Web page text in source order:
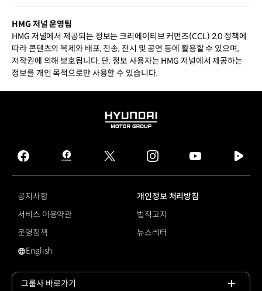
HMG 저널 운영팀
HMG 저널에서 제공되는 정보는 크리에이티브 커먼즈(CCL) 2.0 정책에
따라 콘텐츠의 복제와 배포, 전송, 전시 및 공연 등에 활용할 수 있으며,
저작권에 의해 보호됩니다. 단, 정보 사용자는 HMG 저널에서 제공하는
정보를 개인 목적으로만 사용할 수 있습니다.
HYUNDAI
GROUP
facebook
hmg
journal
twitter instagram
tv
공지사항
개인정보 처리방침
서비스 이용약관
법적고지
운영정책
뉴스레터
영문 사이트로 이동
English
그룹사 바로가기